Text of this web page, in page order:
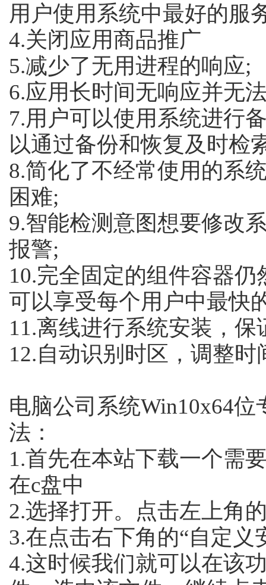
用户使用系统中最好的服
4.关闭应用商品推广
5.减少了无用进程的响应;
6.应用长时间无响应并无
7.用户可以使用系统进行
以通过备份和恢复及时检
8.简化了不经常使用的系
困难;
9.智能检测意图想要修改
报警;
10.完全固定的组件容器
可以享受每个用户中最快
11.离线进行系统安装，
12.自动识别时区，调整时
电脑公司系统Win10x64
法：
1.首先在本站下载一个需
在c盘中
2.选择打开。点击左上角
3.在点击右下角的“自定义
4.这时候我们就可以在该